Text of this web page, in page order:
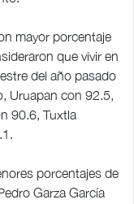
mayor porcentaje
que vivir en
del año pasado
Uruapan con 92.5,
90.6, Tuxtla
porcentajes de
Garza García